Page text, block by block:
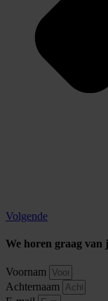
Volgende
We horen graag
Voornam
Achternaam